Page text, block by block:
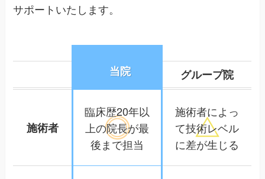
サポートいたします。
当院 グループ院
施術者
臨床歴20年以
上の院長が最
後まで担当
施術者によっ
て技術レベル
に差が生じる